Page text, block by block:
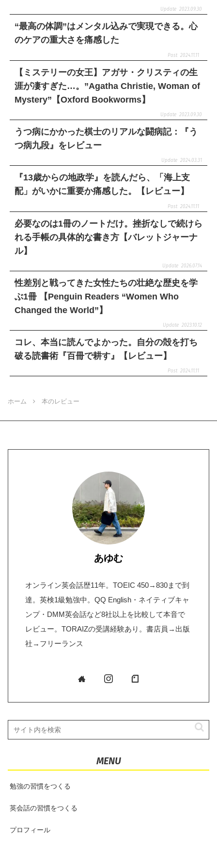
2023.09.30
“最高の体調”はメンタル込みで実現できる。心
のケアの重大さを痛感した
2024.11.11
【ミステリーの女王】アガサ・クリスティの生
涯が凄すぎた…。”Agatha Christie, Woman of
Mystery”【Oxford Bookworms】
2023.09.30
うつ病にかかった棋士のリアルな闘病記：『う
つ病九段』をレビュー
2024.03.31
『13歳からの地政学』を読んだら、「海上支
配」がいかに重要か痛感した。【レビュー】
2024.11.11
必要なのは1冊のノートだけ。挫折なしで続けら
れる手帳の具体的な書き方【バレットジャーナ
ル】
2026.07.14
性差別と戦ってきた女性たちの壮絶な歴史を学
ぶ1冊 【Penguin Readers “Women Who
Changed the World”】
2023.10.12
コレ、本当に読んでよかった。自分の殻を打ち
破る読書術『百冊で耕す』【レビュー】
2024.11.11
ホーム 本のレビュー
あゆむ
オンライン英会話歴11年。TOEIC 450→830まで到
達。英検1級勉強中。QQ English・ネイティブキャ
ンプ・DMM英会話など8社以上を比較して本音で
レビュー。TORAIZの受講経験あり。書店員→出版
社→フリーランス
MENU
勉強の習慣をつくる
英会話の習慣をつくる
プロフィール